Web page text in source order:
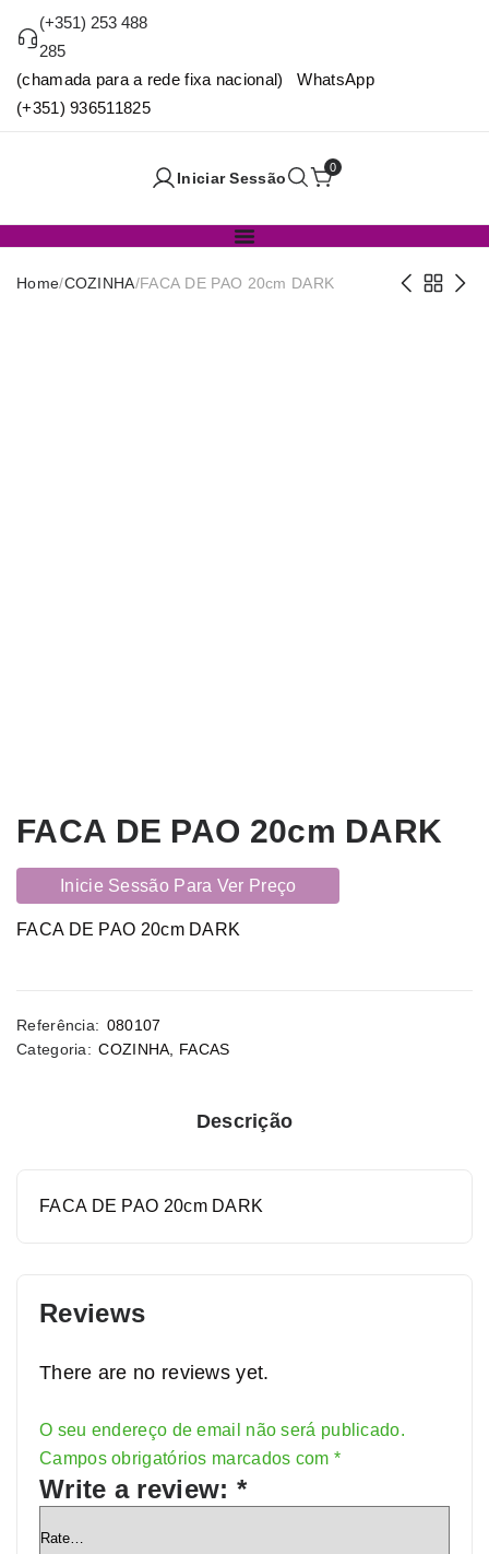
(+351) 253 488
285
(chamada para a rede fixa nacional) WhatsApp
(+351) 936511825
Iniciar Sessão
0
Home/COZINHA/FACA DE PAO 20cm DARK
FACA DE PAO 20cm DARK
Inicie Sessão Para Ver Preço
FACA DE PAO 20cm DARK
Referência: 080107
Categoria: COZINHA FACAS
Descrição
FACA DE PAO 20cm DARK
Reviews
There are no reviews yet.
O seu endereço de email não será publicado.
Campos obrigatórios marcados com *
Write a review: *
Alternative: